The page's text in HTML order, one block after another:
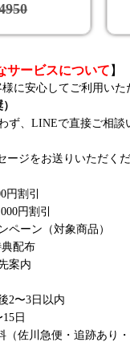
サービスについて 】
に安心してご利用い
ず、LINEで直接ご相
ジをお送りいただく
円割引
円割引
ペーン（対象商品）
配布
案内
2〜3日以内
日
（佐川急便・追跡あり・